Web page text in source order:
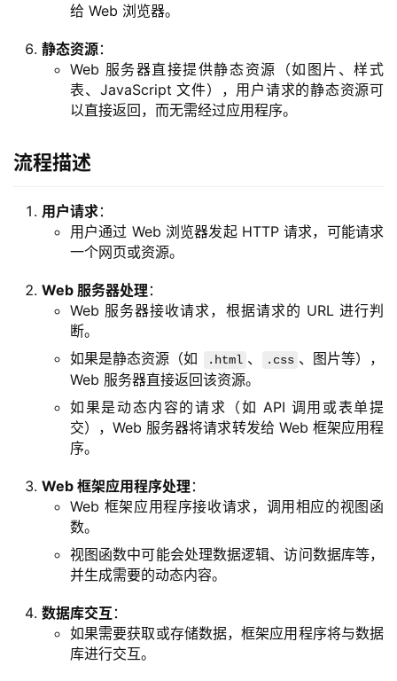
给 Web 浏览器。
静态资源：
Web 服务器直接提供静态资源（如图片、样式
表、JavaScript 文件），用户请求的静态资源可
以直接返回，而无需经过应用程序。
流程描述
用户请求：
用户通过 Web 浏览器发起 HTTP 请求，可能请求
一个网页或资源。
Web 服务器处理 ：
Web 服务器接收请求，根据请求的 URL 进行判
断。
如果是静态资源（如
.html 、 .css 、图片等），
Web 服务器直接返回该资源。
如果是动态内容的请求（如 API 调用或表单提
交），Web 服务器将请求转发给 Web 框架应用程
序。
Web 框架应用程序处理 ：
Web 框架应用程序接收请求，调用相应的视图函
数。
视图函数中可能会处理数据逻辑、访问数据库等，
并生成需要的动态内容。
数据库交互 ：
如果需要获取或存储数据，框架应用程序将与数据
库进行交互。